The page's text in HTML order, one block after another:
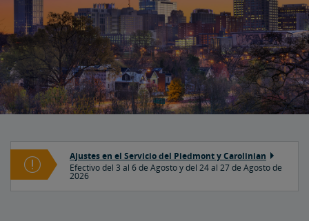
Ajustes en el Servicio del Piedmont y Carolinian
Efectivo del 3 al 6 de Agosto y del 24 al 27 de Agosto de
2026